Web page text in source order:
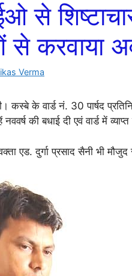
से
से करवाया
Verma
के वार्ड नं. 30 पार्षद
की बधाई दी एवं वार्ड में
एड. दुर्गा प्रसाद सैनी भी मौजुद